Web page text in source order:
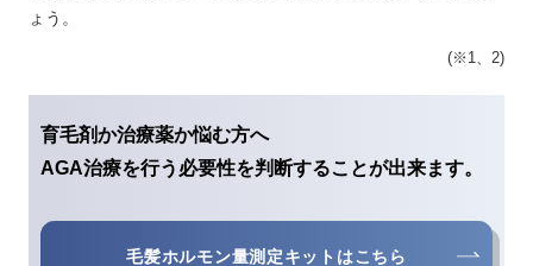
ょう。
(※1、2)
育毛剤か治療薬か悩む方へ
AGA治療を行う必要性を判断することが出来ます。
毛髪ホルモン量測定キットはこちら